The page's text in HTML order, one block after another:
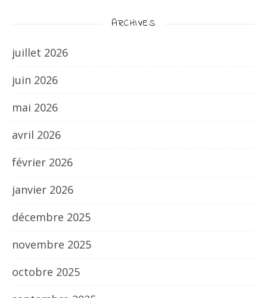
ARCHIVES
juillet 2026
juin 2026
mai 2026
avril 2026
février 2026
janvier 2026
décembre 2025
novembre 2025
octobre 2025